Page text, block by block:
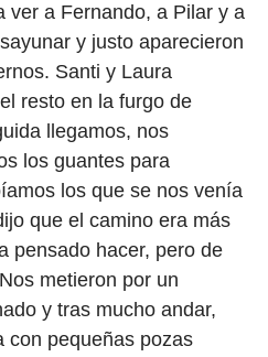
ver a Fernando, a Pilar y a
y justo aparecieron
Santi y Laura
resto en la furgo de
llegamos, nos
los guantes para
los que se nos venía
que el camino era más
pensado hacer, pero de
metieron por un
y tras mucho andar,
con pequeñas pozas